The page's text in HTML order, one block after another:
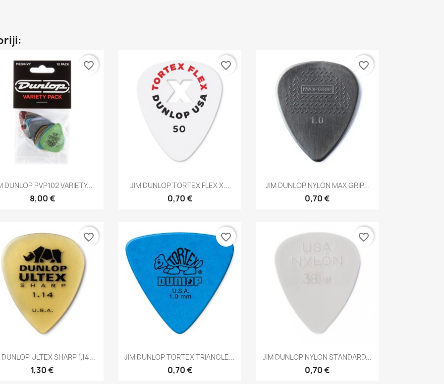
Brzi pregled
DUNLOP PVP102 VARIETY...
8,00 €
favorite_border
Brzi pregled
JIM DUNLOP TORTEX FLEX X...
0,70 €
favorite_border
Brzi pregled
JIM DUNLOP NYLON MAX GRIP...
0,70 €
favorite_border
Brzi pregled
ULTEX SHARP 1,14...
1,30 €
favorite_border
Brzi pregled
JIM DUNLOP TORTEX TRIANGLE...
0,70 €
favorite_border
Brzi pregled
JIM DUNLOP NYLON STANDARD...
0,70 €
favorite_border